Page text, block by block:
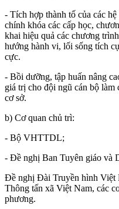
- Tích hợp thành tố của các
chính khóa các cấp học,
khai hiệu quả các chương
hướng hành vi, lối sống tích
cực.
- Bồi dưỡng, tập huấn nâng
giá trị cho đội ngũ cán bộ làm
cơ sở.
b) Cơ quan chủ trì:
- Bộ VHTTDL;
- Đề nghị Ban Tuyên giáo và
Đề nghị Đài Truyền hình Việt
Thông tấn xã Việt Nam, các
phương.